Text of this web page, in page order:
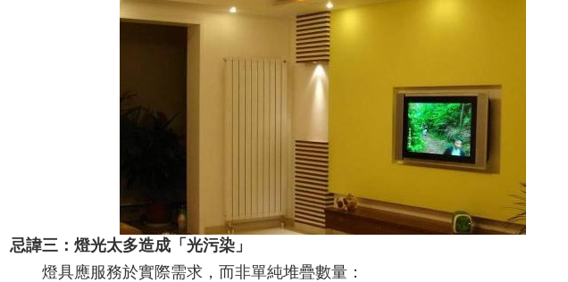
忌諱三：燈光太多造成「光污染」
燈具應服務於實際需求，而非單純堆疊數量：